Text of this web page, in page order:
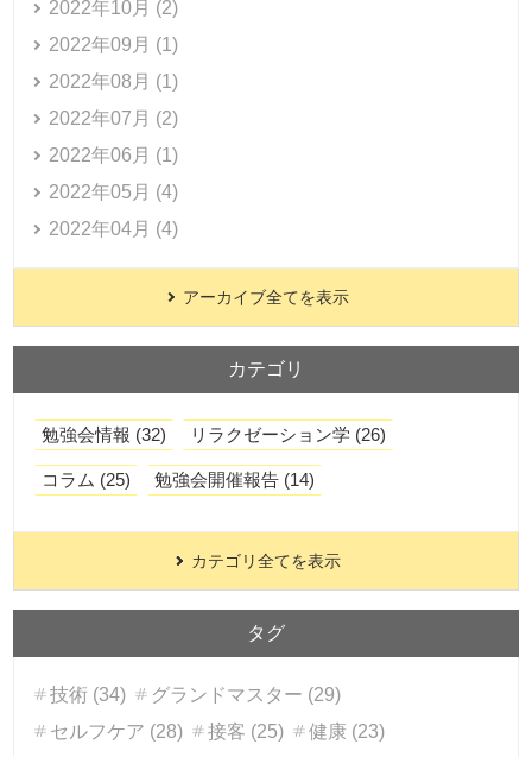
2022年10月 (2)
2022年09月 (1)
2022年08月 (1)
2022年07月 (2)
2022年06月 (1)
2022年05月 (4)
2022年04月 (4)
アーカイブ全てを表示
カテゴリ
勉強会情報 (32) リラクゼーション学 (26)
コラム (25) 勉強会開催報告 (14)
カテゴリ全てを表示
タグ
技術 (34)
グランドマスター (29)
セルフケア (28)
接客 (25)
健康 (23)